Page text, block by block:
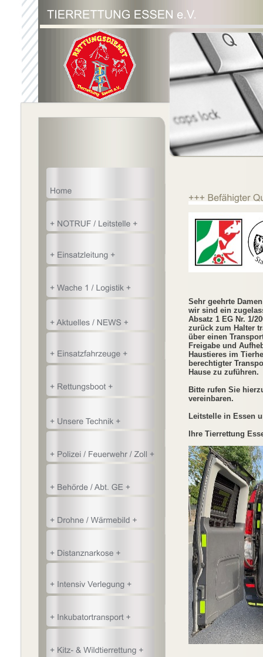
Sehr geehrte
wir sind ein
Absatz 1 EG Nr. 1/
zurück zum Halter
über einen
Freigabe und
Haustieres im
berechtigter
Hause zu zuführen.
Bitte rufen Sie
vereinbaren.
Leitstelle in
Ihre Tierrettung